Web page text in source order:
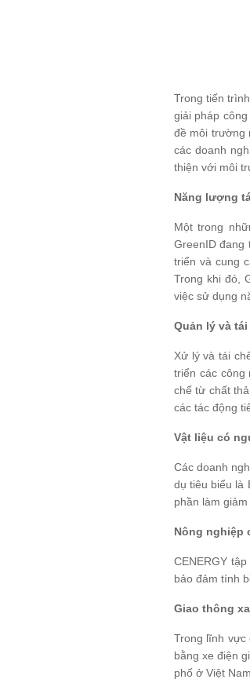
Trong tiến
giải pháp
đề môi trường
các doanh
thiện với môi
Năng lượng
Một trong
GreenID đang
triển và cung
Trong khi đó,
việc sử dụng
Quản lý và
Xử lý và tái
triển các công
chế từ chất
các tác động
Vật liệu có
Các doanh
dụ tiêu biểu là
phần làm
Nông nghiệp
CENERGY
bảo đảm tính
Giao thông
Trong lĩnh vực
bằng xe điện
phố ở Việt Nam.